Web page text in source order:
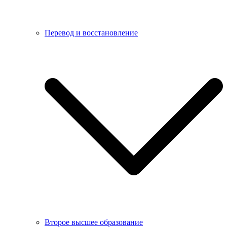
Перевод и восстановление
Второе высшее образование